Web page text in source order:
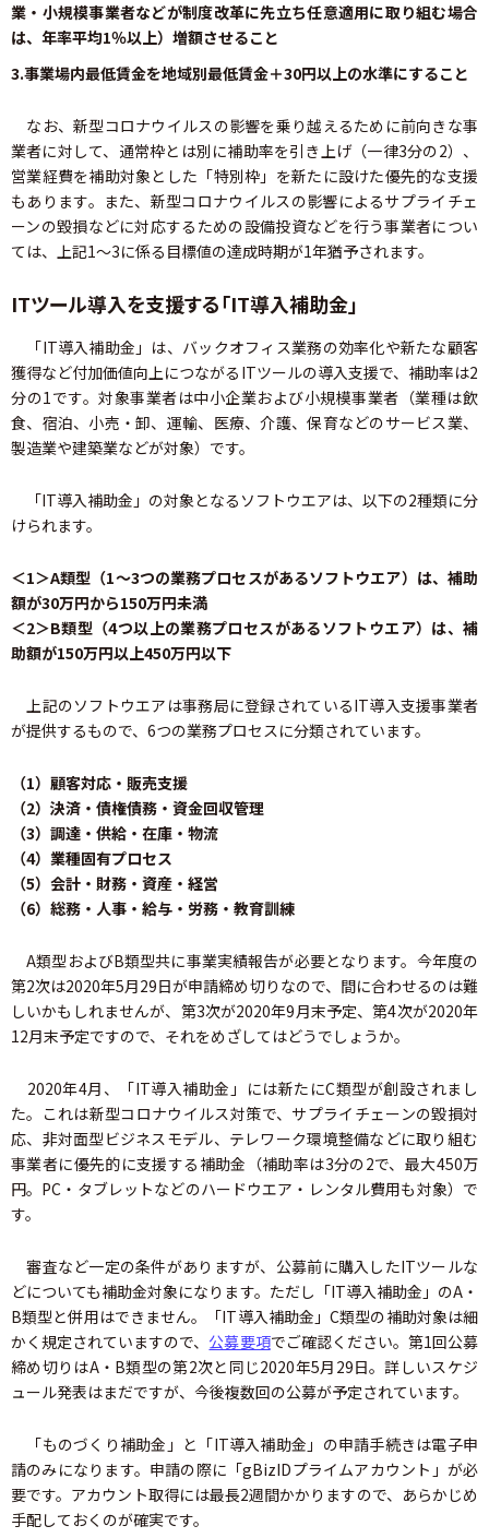
業・小規模事業者などが制度改革に先立ち任意適用に取り組む場合
は、年率平均1％以上）増額させること
3.事業場内最低賃金を地域別最低賃金＋30円以上の水準にすること
なお、新型コロナウイルスの影響を乗り越えるために前向きな事
業者に対して、通常枠とは別に補助率を引き上げ（一律3分の2）、
営業経費を補助対象とした「特別枠」を新たに設けた優先的な支援
もあります。また、新型コロナウイルスの影響によるサプライチェ
ーンの毀損などに対応するための設備投資などを行う事業者につい
ては、上記1～3に係る目標値の達成時期が1年猶予されます。
ITツール導入を支援する「IT導入補助金」
「IT導入補助金」は、バックオフィス業務の効率化や新たな顧客
獲得など付加価値向上につながるITツールの導入支援で、補助率は2
分の1です。対象事業者は中小企業および小規模事業者（業種は飲
食、宿泊、小売・卸、運輸、医療、介護、保育などのサービス業、
製造業や建築業などが対象）です。
「IT導入補助金」の対象となるソフトウエアは、以下の2種類に分
けられます。
＜1＞A類型（1～3つの業務プロセスがあるソフトウエア）は、補助
額が30万円から150万円未満
＜2＞B類型（4つ以上の業務プロセスがあるソフトウエア）は、補
助額が150万円以上450万円以下
上記のソフトウエアは事務局に登録されているIT導入支援事業者
が提供するもので、6つの業務プロセスに分類されています。
（1）顧客対応・販売支援
（2）決済・債権債務・資金回収管理
（3）調達・供給・在庫・物流
（4）業種固有プロセス
（5）会計・財務・資産・経営
（6）総務・人事・給与・労務・教育訓練
A類型およびB類型共に事業実績報告が必要となります。今年度の
第2次は2020年5月29日が申請締め切りなので、間に合わせるのは難
しいかもしれませんが、第3次が2020年9月末予定、第4次が2020年
12月末予定ですので、それをめざしてはどうでしょうか。
2020年4月、「IT導入補助金」には新たにC類型が創設されまし
た。これは新型コロナウイルス対策で、サプライチェーンの毀損対
応、非対面型ビジネスモデル、テレワーク環境整備などに取り組む
事業者に優先的に支援する補助金（補助率は3分の2で、最大450万
円。PC・タブレットなどのハードウエア・レンタル費用も対象）で
す。
審査など一定の条件がありますが、公募前に購入したITツールな
どについても補助金対象になります。ただし「IT導入補助金」のA・
B類型と併用はできません。「IT導入補助金」C類型の補助対象は細
かく規定されていますので、 公募要項でご確認ください。第1回公募
締め切りはA・B類型の第2次と同じ2020年5月29日。詳しいスケジ
ュール発表はまだですが、今後複数回の公募が予定されています。
「ものづくり補助金」と「IT導入補助金」の申請手続きは電子申
請のみになります。申請の際に「gBizIDプライムアカウント」が必
要です。アカウント取得には最長2週間かかりますので、あらかじめ
手配しておくのが確実です。